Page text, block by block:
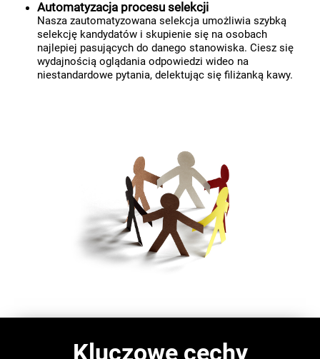
Automatyzacja procesu selekcji
Nasza zautomatyzowana selekcja umożliwia szybką
selekcję kandydatów i skupienie się na osobach
najlepiej pasujących do danego stanowiska. Ciesz się
wydajnością oglądania odpowiedzi wideo na
niestandardowe pytania, delektując się filiżanką kawy.
Kluczowe cechy